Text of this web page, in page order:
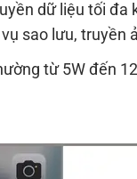
dữ liệu tối đa
sao lưu, truyền
từ 5W đến